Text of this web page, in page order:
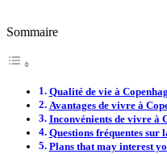
Sommaire
Qualité de vie à
Avantages de vivre à
Inconvénients de vivre à
Questions fréquentes sur
Plans that may interest